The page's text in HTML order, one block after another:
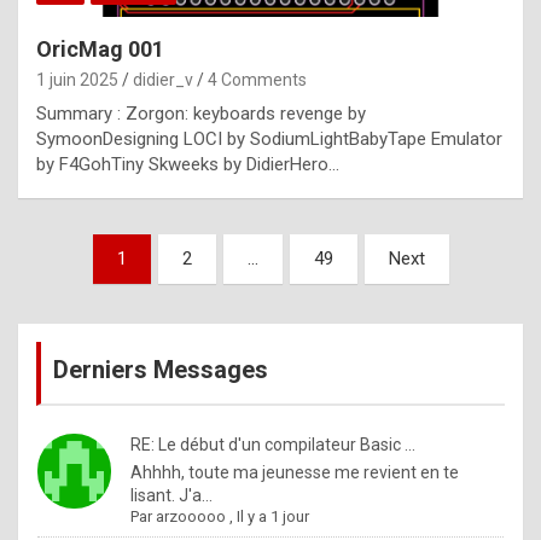
y
l
e
x
a
%
m
a
d
OricMag 001
1 juin 2025 didier_v 4 Comments
Summary : Zorgon: keyboards revenge by
SymoonDesigning LOCI by SodiumLightBabyTape Emulator
by F4GohTiny Skweeks by DidierHero…
Pagination
publications
1 2 … 49 Next
Derniers Messages
RE: Le début d'un compilateur Basic ...
Ahhhh, toute ma jeunesse me revient en te
lisant. J'a...
Par arzooooo ,Il y a 1 jour